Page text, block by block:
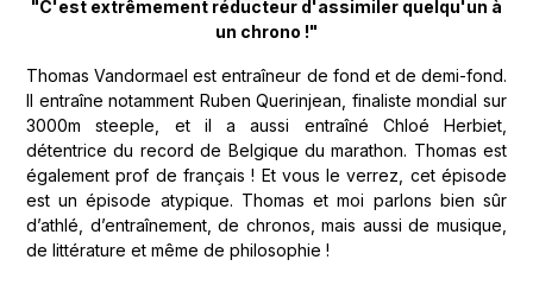
"C'est extrêmement réducteur d'assimiler quelqu'un à
un chrono !"
Thomas Vandormael est entraîneur de fond et de demi-fond.
Il entraîne notamment Ruben Querinjean, finaliste mondial sur
3000m steeple, et il a aussi entraîné Chloé Herbiet,
détentrice du record de Belgique du marathon. Thomas est
également prof de français ! Et vous le verrez, cet épisode
est un épisode atypique. Thomas et moi parlons bien sûr
d’athlé, d’entraînement, de chronos, mais aussi de musique,
de littérature et même de philosophie !